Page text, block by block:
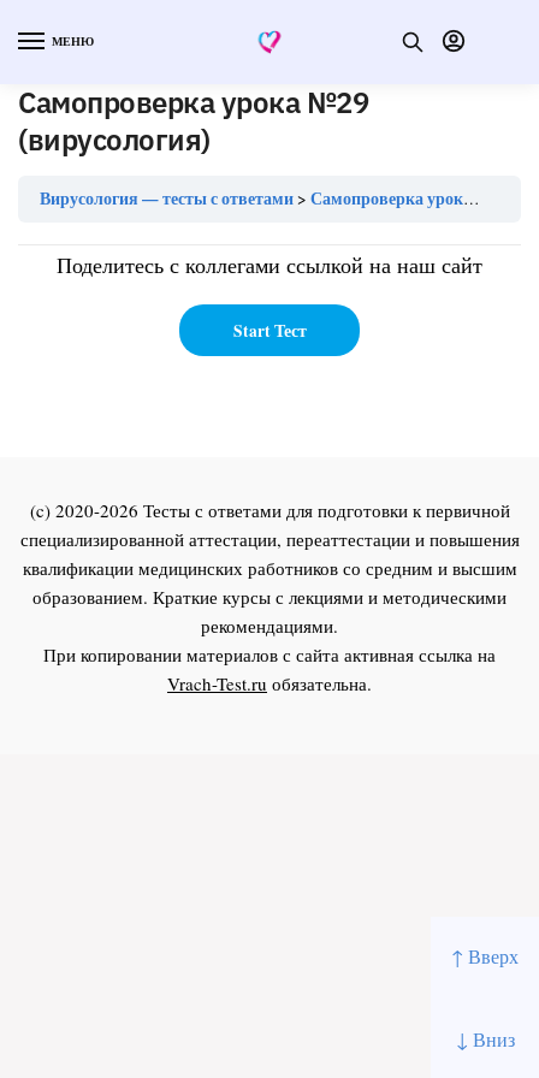
↑ Вверх
↓ Вниз
МЕНЮ
Самопроверка урока №29
(вирусология)
Вирусология — тесты с ответами Самопроверка урока №29 (вирусология)
Поделитесь с коллегами ссылкой на наш сайт
(c) 2020-2026 Тесты с ответами для подготовки к первичной
специализированной аттестации, переаттестации и повышения
квалификации медицинских работников со средним и высшим
образованием. Краткие курсы с лекциями и методическими
рекомендациями.
При копировании материалов с сайта активная ссылка на
Vrach-Test.ru обязательна.